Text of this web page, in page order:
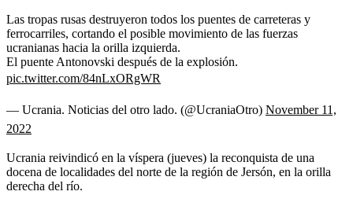
Las tropas rusas destruyeron todos los puentes de carreteras y
ferrocarriles, cortando el posible movimiento de las fuerzas
ucranianas hacia la orilla izquierda.
El puente Antonovski después de la explosión.
pic.twitter.com/84nLxORgWR
— Ucrania. Noticias del otro lado. (@UcraniaOtro) November 11,
2022
Ucrania reivindicó en la víspera (jueves) la reconquista de una
docena de localidades del norte de la región de Jersón, en la orilla
derecha del río.